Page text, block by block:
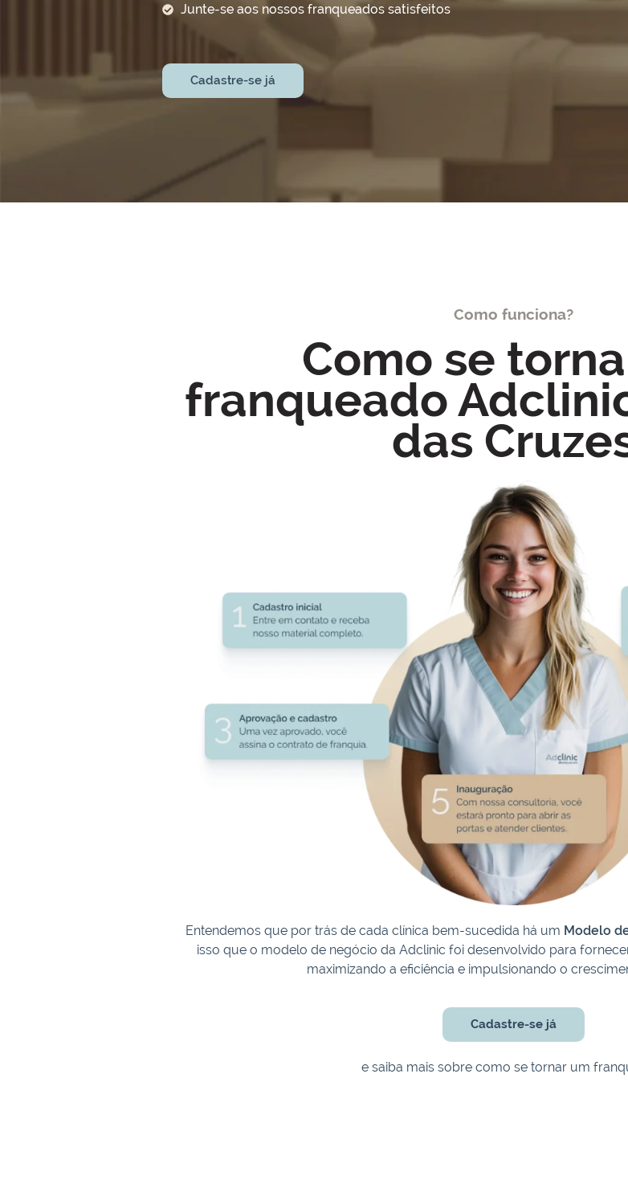
Junte-se aos nossos franqueados satisfeitos
Cadastre-se já
Como funciona?
Como se
franqueado
das
Entendemos que por trás de cada clínica bem-sucedida há um Modelo
isso que o modelo de negócio da Adclinic foi desenvolvido para
maximizando a eficiência e impulsionando o
Cadastre-se já
e saiba mais sobre como se tornar um